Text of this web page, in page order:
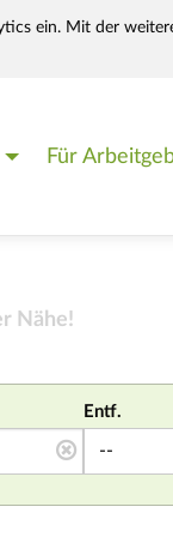
ein. Mit der
Für
Nähe!
Entf.